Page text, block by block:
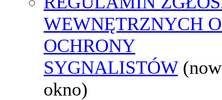
WEWNĘTRZNYCH
OCHRONY
SYGNALISTÓW
okno)